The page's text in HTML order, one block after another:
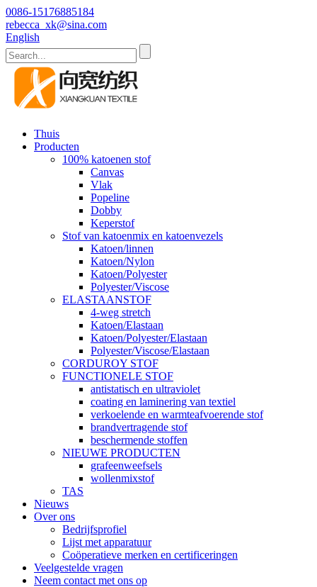
0086-15176885184
rebecca_xk@sina.com
English
Thuis
Producten
100% katoenen stof
Canvas
Vlak
Popeline
Dobby
Keperstof
Stof van katoenmix en katoenvezels
Katoen/linnen
Katoen/Nylon
Katoen/Polyester
Polyester/Viscose
ELASTAANSTOF
4-weg stretch
Katoen/Elastaan
Katoen/Polyester/Elastaan
Polyester/Viscose/Elastaan
CORDUROY STOF
FUNCTIONELE STOF
antistatisch en ultraviolet
coating en laminering van textiel
verkoelende en warmteafvoerende stof
brandvertragende stof
beschermende stoffen
NIEUWE PRODUCTEN
grafeenweefsels
wollenmixstof
TAS
Nieuws
Over ons
Bedrijfsprofiel
Lijst met apparatuur
Coöperatieve merken en certificeringen
Veelgestelde vragen
Neem contact met ons op